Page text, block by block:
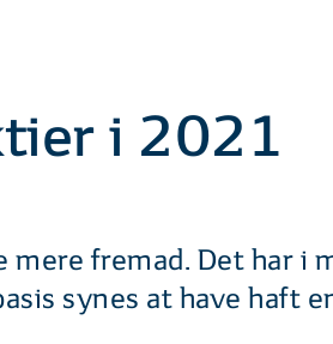
i 2021
fremad. Det har i
synes at have haft